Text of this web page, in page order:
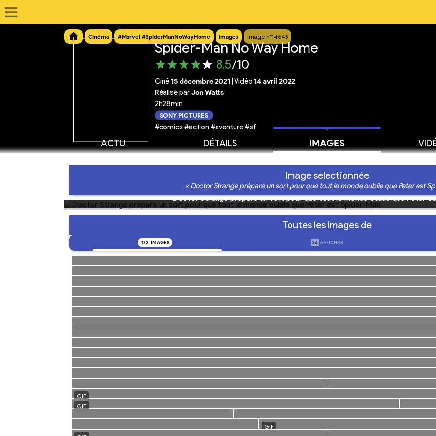
Cinéma #Marvel #SpiderManNoWayHome Images Image n°14643
Spider-Man No Way Home
8.5/10
Ciné15 décembre 2021 Vidéo 14 avril 2022
Réalisé parJon Watts
2h28min
SONY PICTURES
#comics #action #aventure #sf
ACTU DÉTAILS IMAGES
Image selectionnée
« Doctor Strange prépare un sort pour que tout le monde oublie que Peter est
Doctor Strange prépare un sort pour que tout le monde oublie que Peter
Toutes les images de
133 IMAGES 34 AFFICHES